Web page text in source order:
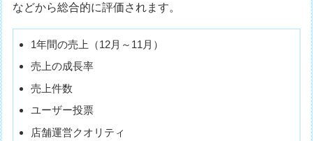
などから総合的に評価されます。
1年間の売上（12月～11月）
売上の成長率
売上件数
ユーザー投票
店舗運営クオリティ